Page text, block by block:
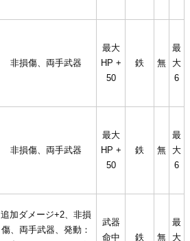
非損傷、両手武器
最大
HP +
50
鉄 無
最
大
6
非損傷、両手武器
最大
HP +
50
鉄 無
最
大
6
追加ダメージ+2、非損
傷、両手武器、発動：
武器
命中
鉄 無
最
大